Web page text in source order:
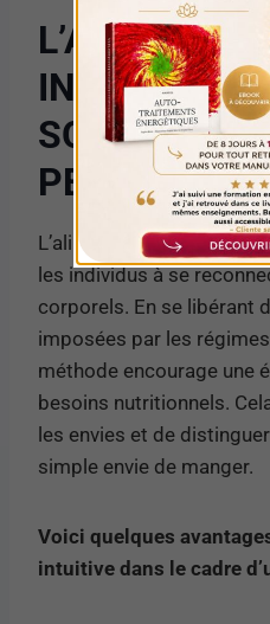
INTUITIVE :
SON CORPS
PERDRE DU
L’alimentation intuitive
les individus à se
corporels. En se libérant
imposées par les
méthode encourage une
besoins nutritionnels.
les envies et de
simple envie de manger.
Voici quelques
intuitive dans le cadre